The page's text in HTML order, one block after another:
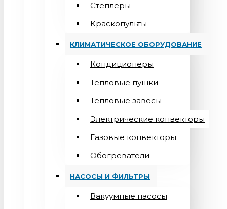
Степлеры
Краскопульты
КЛИМАТИЧЕСКОЕ ОБОРУДОВАНИЕ
Кондиционеры
Teпловые пушки
Тепловые завесы
Электрические конвекторы
Газовые конвекторы
Обогреватели
НАСОСЫ И ФИЛЬТРЫ
Вакуумные насосы